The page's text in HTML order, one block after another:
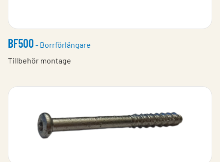
BF500 - Borrförlängare
Tillbehör montage